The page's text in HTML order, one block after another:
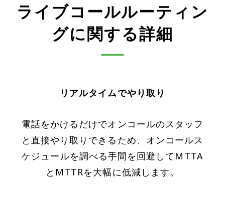
ライブコールルーティン
グに関する詳細
リアルタイムでやり取り
電話をかけるだけでオンコールのスタッフ
と直接やり取りできるため、オンコールス
ケジュールを調べる手間を回避してMTTA
とMTTRを大幅に低減します。